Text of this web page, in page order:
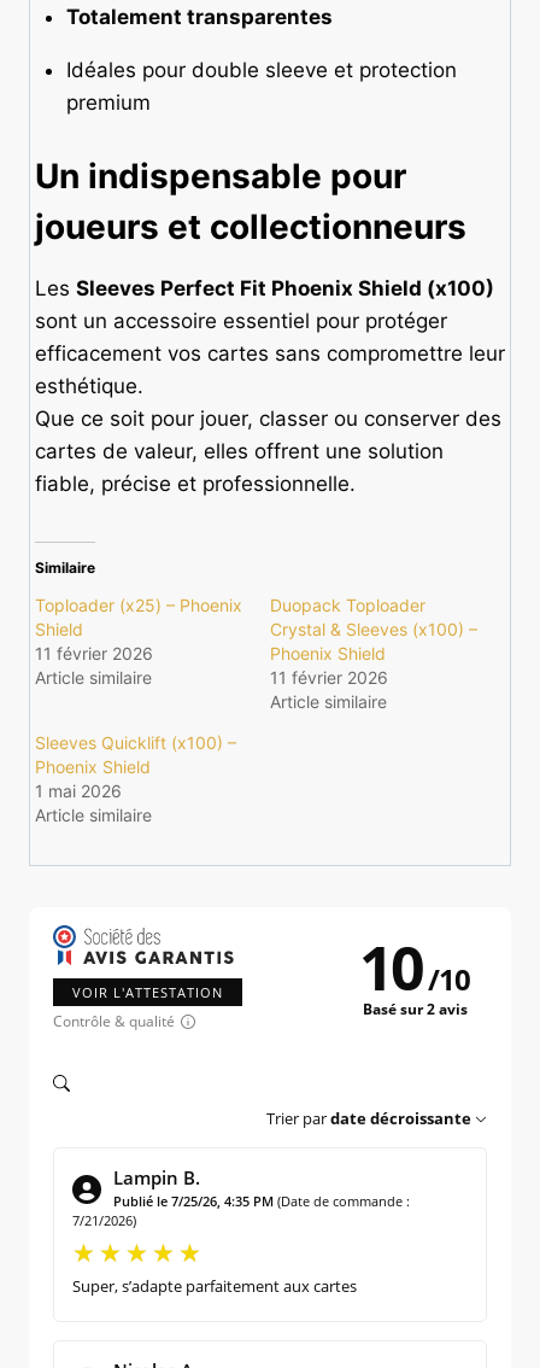
Totalement transparentes
Idéales pour double sleeve et protection
premium
Un indispensable pour
joueurs et collectionneurs
Les Sleeves Perfect Fit Phoenix Shield (x100)
sont un accessoire essentiel pour protéger
efficacement vos cartes sans compromettre leur
esthétique.
Que ce soit pour jouer, classer ou conserver des
cartes de valeur, elles offrent une solution
fiable, précise et professionnelle.
Similaire
Toploader (x25) – Phoenix
Shield
11 février 2026
Article similaire
Duopack Toploader
Crystal & Sleeves (x100) –
Phoenix Shield
11 février 2026
Article similaire
Sleeves Quicklift (x100) –
Phoenix Shield
1 mai 2026
Article similaire
VOIR L'ATTESTATION
Contrôle & qualité
10/10
Basé sur 2 avis
Trier pardate décroissante
Lampin B.
Publié le 7/25/26, 4:35 PM (Date de commande :
7/21/2026)
Super, s’adapte parfaitement aux cartes